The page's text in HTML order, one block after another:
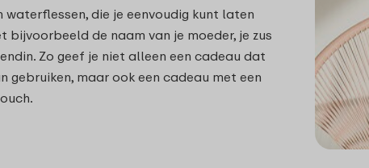
waterflessen, die je eenvoudig kunt laten
bijvoorbeeld de naam van je moeder, je zus
Zo geef je niet alleen een cadeau dat
gebruiken, maar ook een cadeau met een